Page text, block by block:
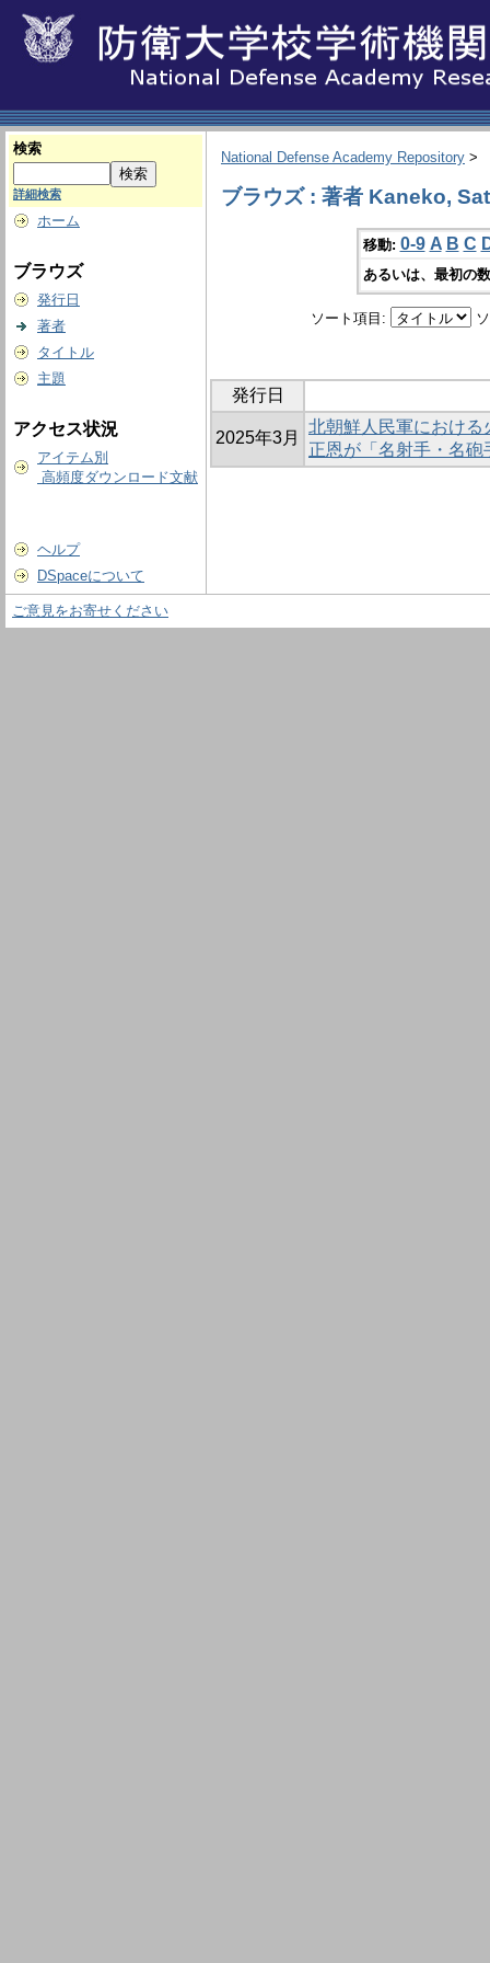
検索
詳細検索
ホーム
ブラウズ
発行日
著者
タイトル
主題
アクセス状況
アイテム別
高頻度ダウンロード文献
ヘルプ
DSpaceについて
National Defense Academy Repository >
ブラウズ : 著者 Kaneko,
移動: 0-9 A B C
あるいは、最初の
ソート項目:
発行日
2025年3月
北朝鮮人民軍におけ
正恩が「名射手・名
ご意見をお寄せください